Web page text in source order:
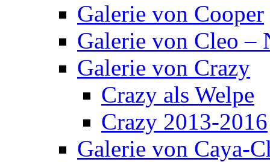
Galerie von Cooper
Galerie von Cleo –
Galerie von Crazy
Crazy als Welpe
Crazy 2013-2016
Galerie von Caya-